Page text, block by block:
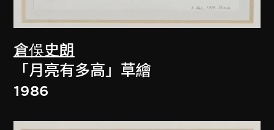
倉俁史朗
「月亮有多高」草繪
1986